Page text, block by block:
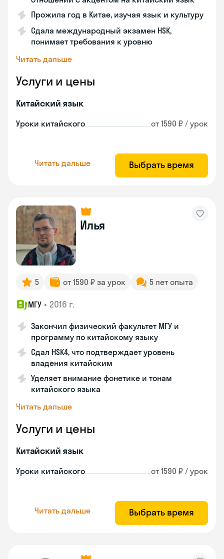
Прожила год в Китае, изучая язык и культуру
Сдала международный экзамен HSK,
понимает требования к уровню
Читать дальше
Услуги и цены
Китайский язык
Уроки китайского от 1590 ₽ / урок
Читать дальше Выбрать время
Илья
5 от 1590 ₽ за урок 5 лет опыта
МГУ • 2016 г.
Закончил физический факультет МГУ и
программу по китайскому языку
Сдал HSK4, что подтверждает уровень
владения китайским
Уделяет внимание фонетике и тонам
китайского языка
Читать дальше
Услуги и цены
Китайский язык
Уроки китайского от 1590 ₽ / урок
Читать дальше Выбрать время